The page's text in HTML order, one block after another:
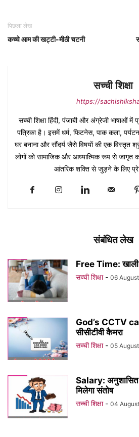
पिछला लेख
कच्चे आम की खट्टी-मीठी चटनी
सच्ची शिक्षा
https://
सच्ची शिक्षा हिंदी, पंजाबी और अंग्रेजी भाषाओं में
पत्रिका है। इसमें धर्म, फिटनेस, पाक कला,
घर बनाना और सौंदर्य जैसे विषयों की एक विस्तृत
लोगों को सामाजिक और आध्यात्मिक रूप से जागृत
आंतरिक शक्ति से जुड़ने के लिए
संबंधित लेख
Free Time: खाली
सच्ची शिक्षा - 06
God’s CCTV
सीसीटीवी कैमरा
सच्ची शिक्षा - 05
Salary: अनुशासित
मिलेगा संतोष
सच्ची शिक्षा - 04